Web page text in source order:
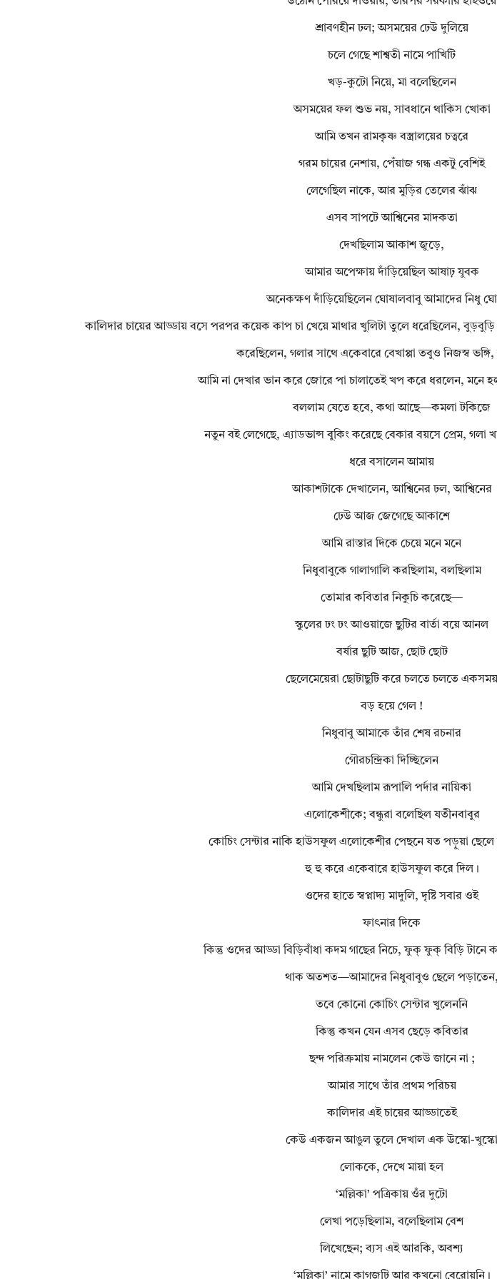
শ্রাবণহীন ঢল; অসময়ের ঢেউ দুলিয়ে
চলে গেছে শাশ্বতী নামে পাখিটি
খড়-কুটো নিয়ে, মা বলেছিলেন
অসময়ের ফল শুভ নয়, সাবধানে থাকিস খোকা
আমি তখন রামকৃষ্ণ বস্ত্রালয়ের চত্বরে
গরম চায়ের নেশায়, পেঁয়াজ গন্ধ একটু বেশিই
লেগেছিল নাকে, আর মুড়ির তেলের ঝাঁঝ
এসব সাপটে আশ্বিনের মাদকতা
দেখছিলাম আকাশ জুড়ে,
আমার অপেক্ষায় দাঁড়িয়েছিল আষাঢ় যুবক
অনেকক্ষণ দাঁড়িয়েছিলেন ঘোষালবাবু আমাদের নিধু
কালিদার চায়ের আড্ডায় বসে পরপর কয়েক কাপ চা খেয়ে মাথার খুলিটা তুলে ধরেছিলেন,
করেছিলেন, গলার সাথে একেবারে বেখাপ্পা তবুও নিজস্ব ভঙ্গি,
আমি না দেখার ভান করে জোরে পা চালাতেই খপ করে ধরলেন,
বললাম যেতে হবে, কথা আছে—কমলা টকিজে
নতুন বই লেগেছে, এ্যাডভান্স বুকিং করেছে বেকার বয়সে প্রেম, গলা
ধরে বসালেন আমায়
আকাশটাকে দেখালেন, আশ্বিনের ঢল, আশ্বিনের
ঢেউ আজ জেগেছে আকাশে
আমি রাস্তার দিকে চেয়ে মনে মনে
নিধুবাবুকে গালাগালি করছিলাম, বলছিলাম
তোমার কবিতার নিকুচি করেছে—
স্কুলের ঢং ঢং আওয়াজে ছুটির বার্তা বয়ে আনল
বর্ষার ছুটি আজ, ছোট ছোট
ছেলেমেয়েরা ছোটাছুটি করে চলতে চলতে একসময়
বড় হয়ে গেল !
নিধুবাবু আমাকে তাঁর শেষ রচনার
গৌরচন্দ্রিকা দিচ্ছিলেন
আমি দেখছিলাম রূপালি পর্দার নায়িকা
এলোকেশীকে; বন্ধুরা বলেছিল যতীনবাবুর
কোচিং সেন্টার নাকি হাউসফুল এলোকেশীর পেছনে যত পড়ুয়া ছেলে
হু হু করে একেবারে হাউসফুল করে দিল।
ওদের হাতে স্বপ্নাদ্য মাদুলি, দৃষ্টি সবার ওই
ফাৎনার দিকে
কিন্তু ওদের আড্ডা বিড়িবাঁধা কদম গাছের নিচে, ফুক্ ফুক্ বিড়ি টানে
থাক অতশত—আমাদের নিধুবাবুও ছেলে পড়াতেন,
তবে কোনো কোচিং সেন্টার খুলেননি
কিন্তু কখন যেন এসব ছেড়ে কবিতার
ছন্দ পরিক্রমায় নামলেন কেউ জানে না ;
আমার সাথে তাঁর প্রথম পরিচয়
কালিদার এই চায়ের আড্ডাতেই
কেউ একজন আঙুল তুলে দেখাল এক উস্কো-খুস্কো
লোককে, দেখে মায়া হল
‘মল্লিকা’ পত্রিকায় ওঁর দুটো
লেখা পড়েছিলাম, বলেছিলাম বেশ
লিখেছেন; ব্যস এই আরকি, অবশ্য
‘মল্লিকা’ নামে কাগজটি আর কখনো বেরোয়নি।